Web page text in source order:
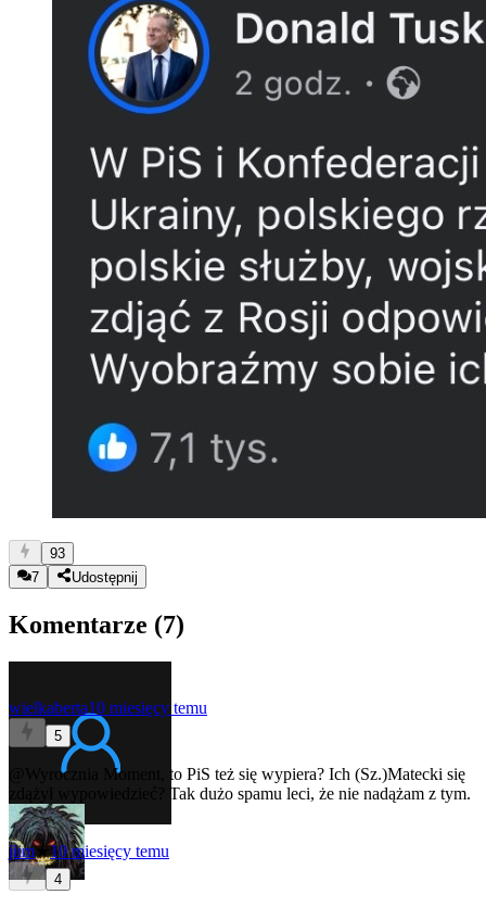
93
7
Udostępnij
Komentarze (7)
wielkaberta10 miesięcy temu
5
@Wyrocznia
Moment, to PiS też się wypiera? Ich (Sz.)Matecki się
zdążył wypowiedzieć? Tak dużo spamu leci, że nie nadążam z tym.
jiim★10 miesięcy temu
4